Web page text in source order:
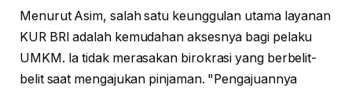
Menurut Asim, salah satu keunggulan utama layanan
KUR BRI adalah kemudahan aksesnya bagi pelaku
UMKM. Ia tidak merasakan birokrasi yang berbelit-
belit saat mengajukan pinjaman. "Pengajuannya